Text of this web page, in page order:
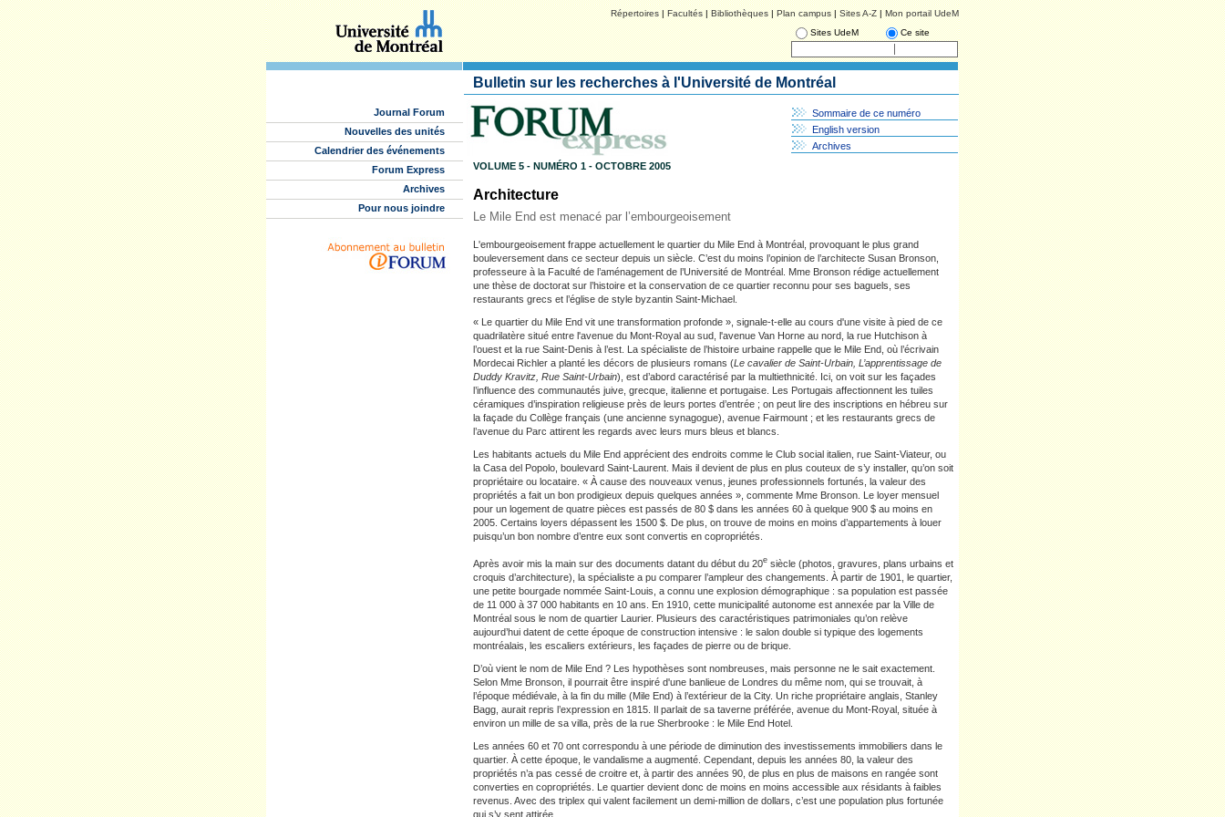
Répertoires|Facultés|Bibliothèques|Plan campus|Sites A-Z|Mon portail UdeM
Sites UdeM
Ce site
Journal Forum
Nouvelles des unités
Calendrier des événements
Forum Express
Archives
Pour nous joindre
Bulletin sur les recherches à l'Université de Montréal
VOLUME 5 - NUMÉRO 1 - OCTOBRE 2005
Sommaire de ce numéro
English version
Archives
Architecture
Le Mile End est menacé par l’embourgeoisement
L'embourgeoisement frappe actuellement le quartier du Mile End à Montréal, provoquant le plus grand
bouleversement dans ce secteur depuis un siècle. C’est du moins l’opinion de l’architecte Susan Bronson,
professeure à la Faculté de l’aménagement de l’Université de Montréal. Mme Bronson rédige actuellement
une thèse de doctorat sur l’histoire et la conservation de ce quartier reconnu pour ses baguels, ses
restaurants grecs et l’église de style byzantin Saint-Michael.
« Le quartier du Mile End vit une transformation profonde », signale-t-elle au cours d'une visite à pied de ce
quadrilatère situé entre l'avenue du Mont-Royal au sud, l'avenue Van Horne au nord, la rue Hutchison à
l’ouest et la rue Saint-Denis à l’est. La spécialiste de l’histoire urbaine rappelle que le Mile End, où l’écrivain
Mordecai Richler a planté les décors de plusieurs romans (Le cavalier de Saint-Urbain, L’apprentissage de
Duddy Kravitz, Rue Saint-Urbain), est d’abord caractérisé par la multiethnicité. Ici, on voit sur les façades
l’influence des communautés juive, grecque, italienne et portugaise. Les Portugais affectionnent les tuiles
céramiques d’inspiration religieuse près de leurs portes d’entrée ; on peut lire des inscriptions en hébreu sur
la façade du Collège français (une ancienne synagogue), avenue Fairmount ; et les restaurants grecs de
l’avenue du Parc attirent les regards avec leurs murs bleus et blancs.
Les habitants actuels du Mile End apprécient des endroits comme le Club social italien, rue Saint-Viateur, ou
la Casa del Popolo, boulevard Saint-Laurent. Mais il devient de plus en plus couteux de s’y installer, qu’on soit
propriétaire ou locataire. « À cause des nouveaux venus, jeunes professionnels fortunés, la valeur des
propriétés a fait un bon prodigieux depuis quelques années », commente Mme Bronson. Le loyer mensuel
pour un logement de quatre pièces est passés de 80 $ dans les années 60 à quelque 900 $ au moins en
2005. Certains loyers dépassent les 1500 $. De plus, on trouve de moins en moins d’appartements à louer
puisqu’un bon nombre d’entre eux sont convertis en copropriétés.
Après avoir mis la main sur des documents datant du début du 20e siècle (photos, gravures, plans urbains et
croquis d’architecture), la spécialiste a pu comparer l’ampleur des changements. À partir de 1901, le quartier,
une petite bourgade nommée Saint-Louis, a connu une explosion démographique : sa population est passée
de 11 000 à 37 000 habitants en 10 ans. En 1910, cette municipalité autonome est annexée par la Ville de
Montréal sous le nom de quartier Laurier. Plusieurs des caractéristiques patrimoniales qu’on relève
aujourd’hui datent de cette époque de construction intensive : le salon double si typique des logements
montréalais, les escaliers extérieurs, les façades de pierre ou de brique.
D’où vient le nom de Mile End ? Les hypothèses sont nombreuses, mais personne ne le sait exactement.
Selon Mme Bronson, il pourrait être inspiré d'une banlieue de Londres du même nom, qui se trouvait, à
l’époque médiévale, à la fin du mille (Mile End) à l’extérieur de la City. Un riche propriétaire anglais, Stanley
Bagg, aurait repris l’expression en 1815. Il parlait de sa taverne préférée, avenue du Mont-Royal, située à
environ un mille de sa villa, près de la rue Sherbrooke : le Mile End Hotel.
Les années 60 et 70 ont correspondu à une période de diminution des investissements immobiliers dans le
quartier. À cette époque, le vandalisme a augmenté. Cependant, depuis les années 80, la valeur des
propriétés n’a pas cessé de croitre et, à partir des années 90, de plus en plus de maisons en rangée sont
converties en copropriétés. Le quartier devient donc de moins en moins accessible aux résidants à faibles
revenus. Avec des triplex qui valent facilement un demi-million de dollars, c’est une population plus fortunée
qui s’y sent attirée.